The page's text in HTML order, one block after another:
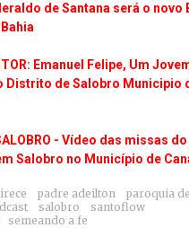
de Santana será o novo
Emanuel Felipe, Um
Distrito de Salobro Municipio
- Vídeo das missas
Salobro no Município de
padre adeilton
paroquia
salobro
santoflow
semeando a fe